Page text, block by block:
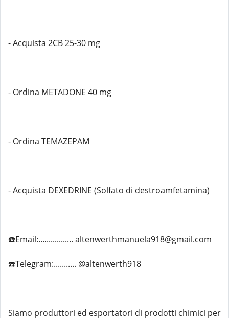
- Acquista 2CB 25-30 mg
- Ordina METADONE 40 mg
- Ordina TEMAZEPAM
- Acquista DEXEDRINE (Solfato di destroamfetamina)
☎️Email:................. altenwerthmanuela918@gmail.com
☎️Telegram:........... @altenwerth918
Siamo produttori ed esportatori di prodotti chimici per